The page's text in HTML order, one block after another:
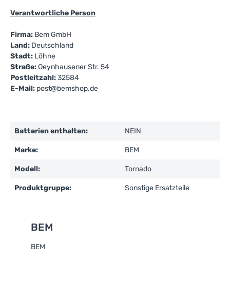
Verantwortliche Person
Firma: Bem GmbH
Land: Deutschland
Stadt: Löhne
Straße:Oeynhausener Str. 54
Postleitzahl:32584
E-Mail: post@bemshop.de
Batterien enthalten: NEIN
Marke: BEM
Modell: Tornado
Produktgruppe: Sonstige Ersatzteile
BEM
BEM